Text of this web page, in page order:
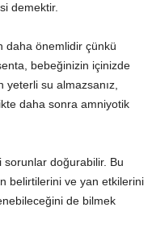
demektir.
daha önemlidir çünkü
bebeğinizin içinizde
yeterli su almazsanız,
daha sonra amniyotik
doğurabilir. Bu
belirtilerini ve yan etkilerini
de bilmek